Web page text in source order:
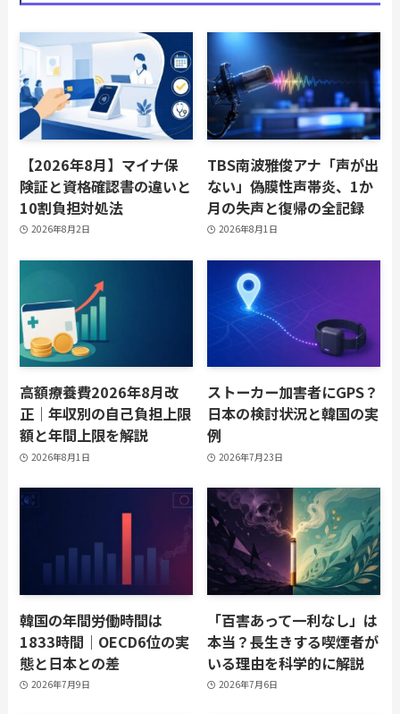
【2026年8月】マイナ保
険証と資格確認書の違いと
10割負担対処法
2026年8月2日
TBS南波雅俊アナ「声が出
ない」偽膜性声帯炎、1か
月の失声と復帰の全記録
2026年8月1日
高額療養費2026年8月改
正｜年収別の自己負担上限
額と年間上限を解説
2026年8月1日
ストーカー加害者にGPS？
日本の検討状況と韓国の実
例
2026年7月23日
韓国の年間労働時間は
1833時間｜OECD6位の実
態と日本との差
2026年7月9日
「百害あって一利なし」は
本当？長生きする喫煙者が
いる理由を科学的に解説
2026年7月6日